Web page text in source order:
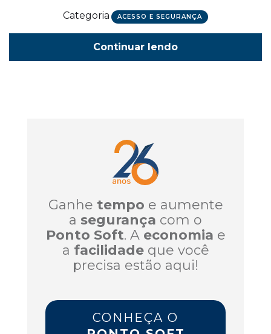
Categoria ACESSO E SEGURANÇA
Continuar lendo
Ganhe tempo e aumente
a segurança com o
Ponto Soft. A economia e
a facilidadeque você
precisa estão aqui!
CONHEÇA O